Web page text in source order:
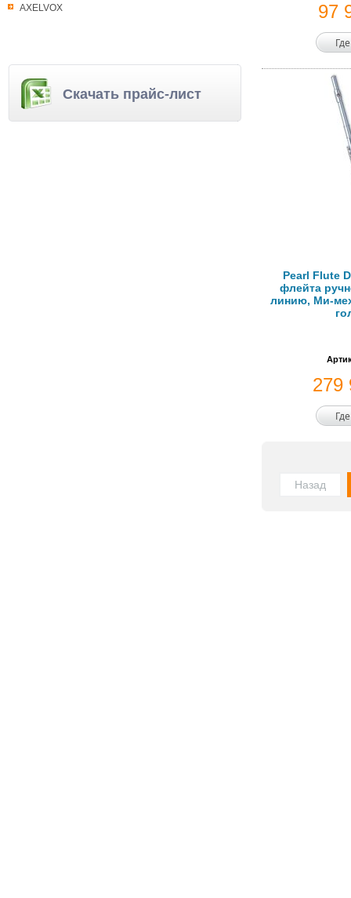
AXELVOX
Скачать прайс-лист
97
Pearl Flute
флейта
линию, Ми-
279
Назад